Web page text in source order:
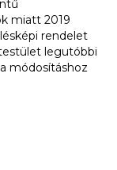
miatt 2019
rendelet
legutóbbi
módosításhoz